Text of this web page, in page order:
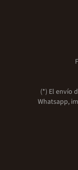
(*) El envío
Whatsapp,